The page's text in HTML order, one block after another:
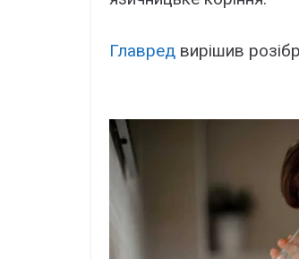
Главред вирішив